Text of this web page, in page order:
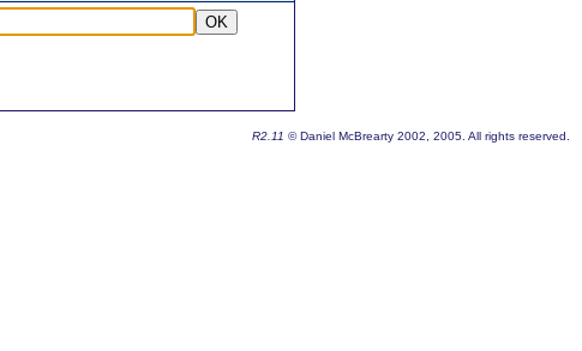
OK
R2.11 © Daniel McBrearty 2002, 2005. All rights reserved.